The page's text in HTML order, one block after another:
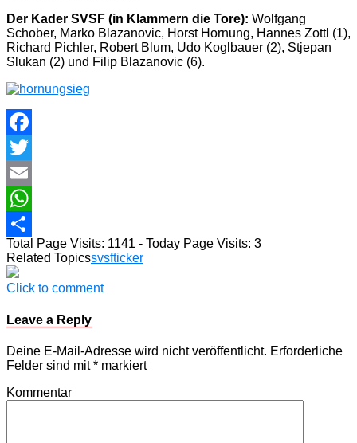
Der Kader SVSF (in Klammern die Tore): Wolfgang
Schober, Marko Blazanovic, Horst Hornung, Hannes Zottl (1),
Richard Pichler, Robert Blum, Udo Koglbauer (2), Stjepan
Slukan (2) und Filip Blazanovic (6).
Facebook
Twitter
Email
WhatsApp
Teilen
Total Page Visits: 1141 - Today Page Visits: 3
Related Topicssvsfticker
Click to comment
Leave a Reply
Deine E-Mail-Adresse wird nicht veröffentlicht. Erforderliche
Felder sind mit* markiert
Kommentar